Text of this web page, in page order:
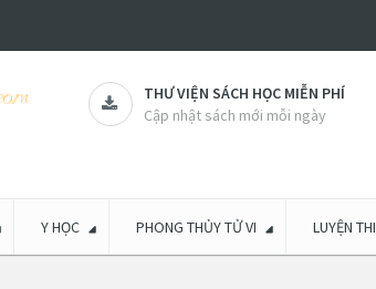
THƯ VIỆN SÁCH HỌC MIỄN PHÍ
Cập nhật sách mới mỗi ngày
Y HỌC PHONG THỦY TỬ VI LUYỆN THI